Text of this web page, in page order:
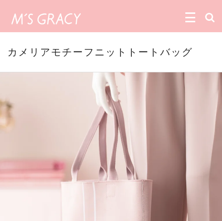
カメリアモチーフニットトートバッグ